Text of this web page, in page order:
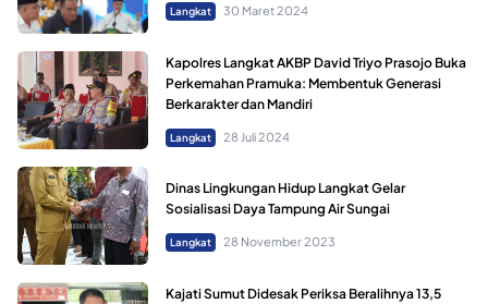
Langkat 30 Maret 2024
Kapolres Langkat AKBP David Triyo Prasojo Buka
Perkemahan Pramuka: Membentuk Generasi
Berkarakter dan Mandiri
Langkat 28 Juli 2024
Dinas Lingkungan Hidup Langkat Gelar
Sosialisasi Daya Tampung Air Sungai
Langkat 28 November 2023
Kajati Sumut Didesak Periksa Beralihnya 13,5